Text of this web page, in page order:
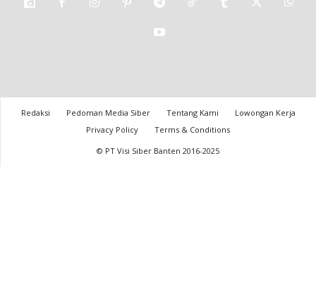
Redaksi Pedoman Media Siber Tentang Kami
Lowongan Kerja
Privacy Policy
Terms & Conditions
© PT Visi Siber Banten 2016-2025